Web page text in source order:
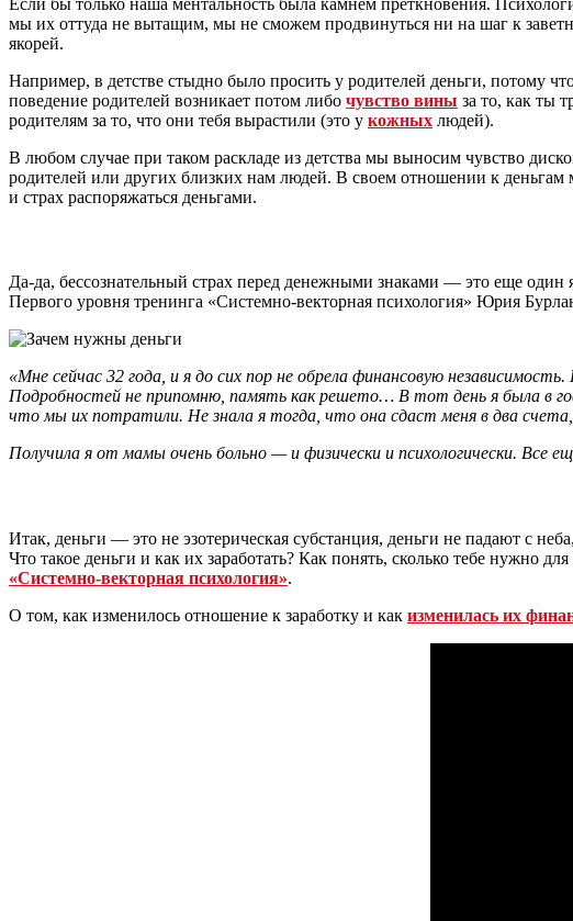
мы их оттуда не вытащим, мы не сможем продвинуться ни на шаг к
якорей.
Например, в детстве стыдно было просить у родителей деньги, потому
поведение родителей возникает потом либо чувство вины за то, как ты
родителям за то, что они тебя вырастили (это у кожных людей).
В любом случае при таком раскладе из детства мы выносим чувство
родителей или других близких нам людей. В своем отношении к
и страх распоряжаться деньгами.
Да-да, бессознательный страх перед денежными знаками — это еще
Первого уровня тренинга «Системно-векторная психология» Юрия
«Мне сейчас 32 года, и я до сих пор не обрела финансовую
Подробностей не припомню, память как решето… В тот день я была в
что мы их потратили. Не знала я тогда, что она сдаст меня в два
Получила я от мамы очень больно — и физически и психологически. Все
Итак, деньги — это не эзотерическая субстанция, деньги не падают с
Что такое деньги и как их заработать? Как понять, сколько тебе нужно
«Системно-векторная психология».
О том, как изменилось отношение к заработку и как изменилась их